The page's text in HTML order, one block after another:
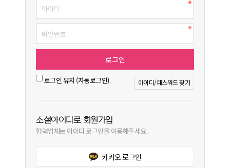
로그인 유지 (자동로그인) 아이디/패스워드 찾기
소셜아이디로 회원가입
협력업체는 아이디 로그인을 이용해주세요.
카카오 로그인